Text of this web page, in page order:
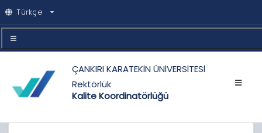
Türkçe
ÇANKIRI KARATEKİN ÜNİVERSİTESİ
Rektörlük
Kalite Koordinatörlüğü